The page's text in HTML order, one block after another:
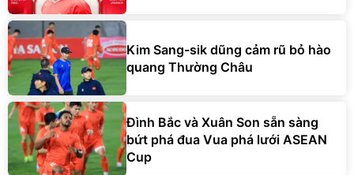
Kim Sang-sik dũng cảm rũ bỏ hào
quang Thường Châu
Đình Bắc và Xuân Son sẵn sàng
bứt phá đua Vua phá lưới ASEAN
Cup